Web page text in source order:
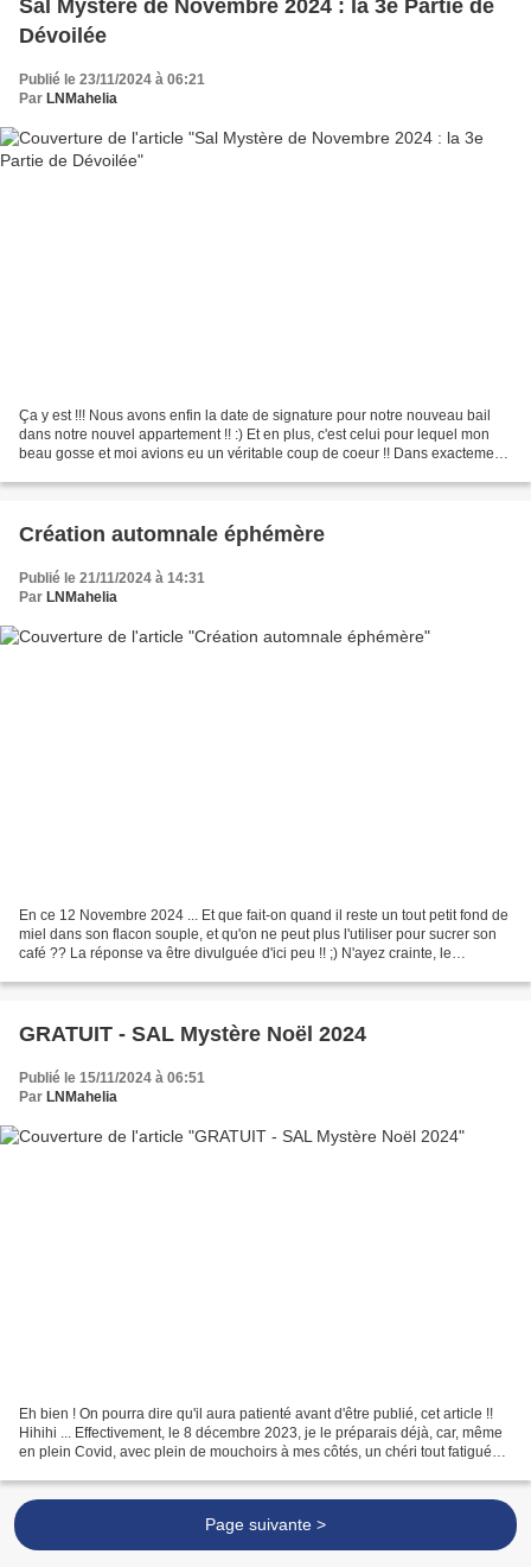
Sal Mystère de Novembre 2024 : la 3e Partie de
Dévoilée
Publié le 23/11/2024 à 06:21
Par LNMahelia
Ça y est !!! Nous avons enfin la date de signature pour notre nouveau bail
dans notre nouvel appartement !! :) Et en plus, c'est celui pour lequel mon
beau gosse et moi avions eu un véritable coup de coeur !! Dans exactement
Création automnale éphémère
Publié le 21/11/2024 à 14:31
Par LNMahelia
En ce 12 Novembre 2024 ... Et que fait-on quand il reste un tout petit fond de
miel dans son flacon souple, et qu'on ne peut plus l'utiliser pour sucrer son
café ?? La réponse va être divulguée d'ici peu !! ;) N'ayez crainte, le
GRATUIT - SAL Mystère Noël 2024
Publié le 15/11/2024 à 06:51
Par LNMahelia
Eh bien ! On pourra dire qu'il aura patienté avant d'être publié, cet article !!
Hihihi ... Effectivement, le 8 décembre 2023, je le préparais déjà, car, même
en plein Covid, avec plein de mouchoirs à mes côtés, un chéri tout fatigué
Page suivante >